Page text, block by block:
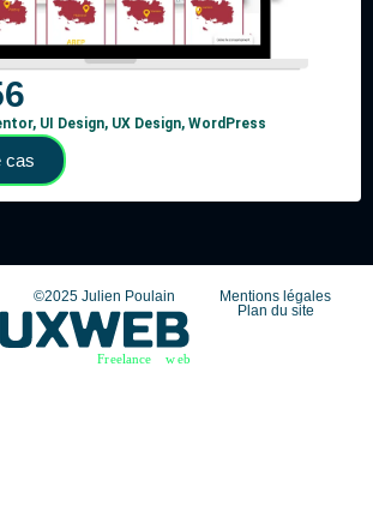
, UI Design, UX Design, WordPress
cas
©2025 Julien Poulain
Freelance web
Mentions légales
Plan du site